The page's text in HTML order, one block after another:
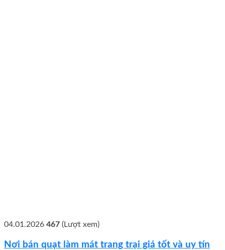
04.01.2026 467 (Lượt xem)
Nơi bán quạt làm mát trang trại giá tốt và uy tín